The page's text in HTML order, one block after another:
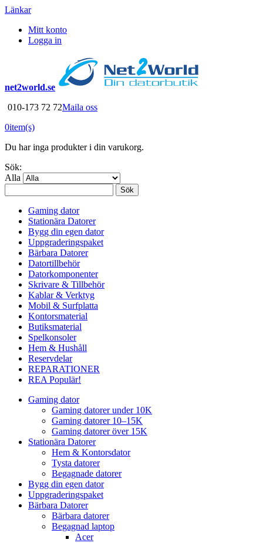
Länkar
Mitt konto
Logga in
net2world.se
010-173 72 72Maila oss
0item(s)
Du har inga produkter i din varukorg.
Sök:
Alla
Sök
Gaming dator
Stationära Datorer
Bygg din egen dator
Uppgraderingspaket
Bärbara Datorer
Datortillbehör
Datorkomponenter
Skrivare & Tillbehör
Kablar & Verktyg
Mobil & Surfplatta
Kontorsmaterial
Butiksmaterial
Spelkonsoler
Hem & Hushåll
Reservdelar
REPARATIONER
REA Populär!
Gaming dator
Gaming datorer under 10K
Gaming datorer 10–15K
Gaming datorer över 15K
Stationära Datorer
Hem & Kontorsdator
Tysta datorer
Begagnade datorer
Bygg din egen dator
Uppgraderingspaket
Bärbara Datorer
Bärbara datorer
Begagnad laptop
Acer